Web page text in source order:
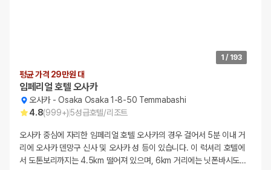
1 / 193
평균 가격 29만원 대
임페리얼 호텔 오사카
오사카-Osaka Osaka 1-8-50 Temmabashi
4.8(999+)5성급호텔/리조트
오사카 중심에 자리한 임페리얼 호텔 오사카의 경우 걸어서 5분 이내 거
리에 오사카 덴망구 신사 및 오사카 성 등이 있습니다. 이 럭셔리 호텔에
서 도톤보리까지는 4.5km 떨어져 있으며, 6km 거리에는 닛폰바시도…